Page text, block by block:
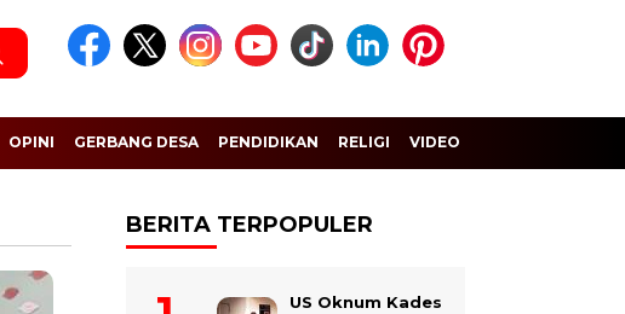
OPINI GERBANG DESA PENDIDIKAN RELIGI VIDEO
BERITA TERPOPULER
US Oknum Kades